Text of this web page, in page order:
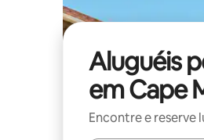
Aluguéis
em Cape
Encontre e reserve